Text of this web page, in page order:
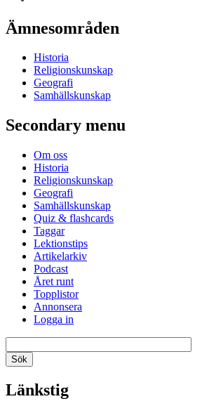
Ämnesområden
Historia
Religionskunskap
Geografi
Samhällskunskap
Secondary menu
Om oss
Historia
Religionskunskap
Geografi
Samhällskunskap
Quiz & flashcards
Taggar
Lektionstips
Artikelarkiv
Podcast
Året runt
Topplistor
Annonsera
Logga in
Länkstig